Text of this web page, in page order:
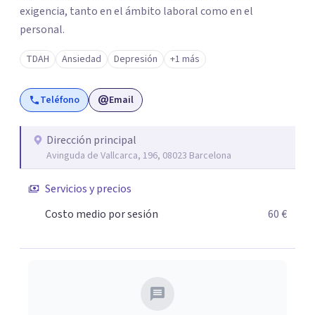
exigencia, tanto en el ámbito laboral como en el
personal.
TDAH Ansiedad Depresión +1 más
Teléfono Email
Dirección principal
Avinguda de Vallcarca, 196, 08023 Barcelona
Servicios y precios
Costo medio por sesión
60 €